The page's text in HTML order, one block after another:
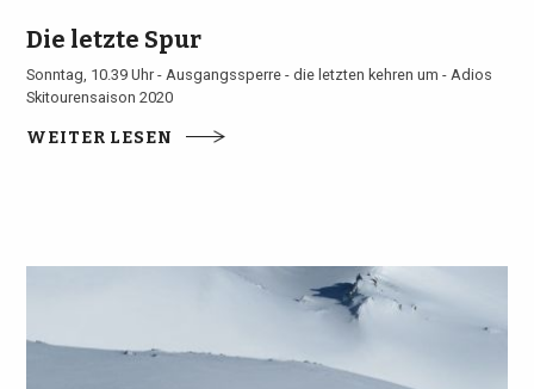
Die letzte Spur
Sonntag, 10.39 Uhr - Ausgangssperre - die letzten kehren um - Adios
Skitourensaison 2020
WEITER LESEN